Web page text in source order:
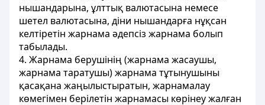
нышандарына, ұлттық валютасына немесе
шетел валютасына, дiни нышандарға нұқсан
келтiретiн жарнама әдепсiз жарнама болып
табылады.
4. Жарнама берушiнiң (жарнама жасаушы,
жарнама таратушы) жарнама тұтынушыны
қасақана жаңылыстыратын, жарнамалау
көмегiмен берiлетiн жарнамасы көрiнеу жалған